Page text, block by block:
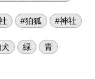
#狛狐 #神社
緑
青